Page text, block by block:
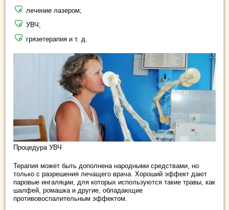
лечение лазером;
УВЧ;
грязетерапия и т. д.
Процедура УВЧ
Терапия может быть дополнена народными средствами, но
только с разрешения лечащего врача. Хороший эффект дают
паровые ингаляции, для которых используются такие травы, как
шалфей, ромашка и другие, обладающие
противовоспалительным эффектом.